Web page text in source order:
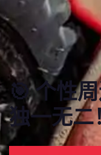
🎯 个性
独一无二